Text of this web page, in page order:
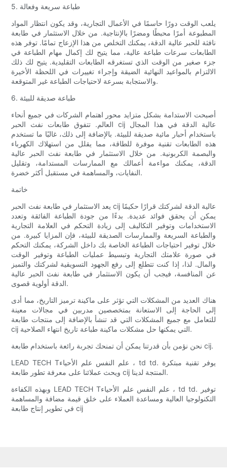
5. طباعة سريعة وفعالة
يلعب الوقت دورًا حاسمًا في الأعمال التجارية، وقد يكون انتظار المواد
المطبوعة أمرًا محبطًا ومضرًا بالإنتاجية. من خلال الاستثمار في طابعة
نافثة للحبر عالية الدقة، يمكنك التخلص من هذا الإزعاج تمامًا. توفر هذه
الطابعات سرعات طباعة عالية، مما يتيح لك إكمال مهام الطباعة في
جزء صغير من الوقت الذي تستغرقه الطابعات التقليدية. يتيح لك ذلك
الالتزام بالمواعيد النهائية الضيقة وإجراء تغييرات في اللحظة الأخيرة
والاستجابة بسرعة لاحتياجات الطباعة غير المتوقعة.
6. طباعة صديقة للبيئة
أصبحت الاستدامة بشكل متزايد محور اهتمام الشركات في جميع أنحاء
العالم. تتفوق طابعات نفث الحبر cij عالية الدقة في هذا المجال
باستخدام أحبار مائية صديقة للبيئة. بالإضافة إلى ذلك، غالبًا ما تستخدم
هذه الطابعات تقنية موفرة للطاقة، مما يقلل من استهلاك الكهرباء
والبصمة الكربونية. من خلال الاستثمار في طابعة نفث الحبر عالية
الدقة، يمكنك مواءمة أعمالك مع الممارسات المستدامة، وتقليل
النفايات، والمساهمة في مستقبل أكثر خضرة.
خاتمة
يعد الاستثمار في طابعة نفث الحبر cij عالية الدقة لشركتك قرارًا حكيمًا
يمكن أن يحقق فوائد عديدة. بدءًا من جودة الطباعة الفائقة وتعدد
الاستخدامات وتوفير التكاليف إلى زيادة التحكم في العلامة التجارية
والطباعة السريعة والممارسات الصديقة للبيئة، فإن المزايا كبيرة. من
خلال توفير احتياجات الطباعة الخاصة بك داخل الشركة، يمكنك التحكم
في صورة علامتك التجارية وتبسيط عمليات الطباعة وتوفير الوقت
والمال. لذا، إذا كنت تتطلع إلى رفع الجهود التسويقية لشركتك والتميز
عن المنافسة، فيجب أن يكون الاستثمار في طابعة نفث الحبر عالية
الدقة أولوية قصوى.
هناك العديد من المشكلات التي تؤثر على ماكينة ترميز التاريخ، مما أدى
إلى الحاجة إلى الاستعانة بمتخصصين مدربين في مجالات معينة
للتعامل مع جميع المشكلات التي قد تنشأ بالإضافة إلى منتجات طابعة
cij التي يمكنها حل مشكلات ماكينة طباعة تاريخ انتهاء الصلاحية.
نحن نؤمن بأن قدرتنا يمكن أن تمنحك تجربة رائعة باستخدام طابعة cij.
LEAD TECH Tعلم النفس علم الأحياء ، td td. يوفر تقنية مبتكرة
ويحث عملائنا على معرفة تطور طابعة cij المنتجة لدينا.
وبهذه الكفاءة LEAD TECH Tعلم النفس علم الأحياء ، td td. توفير
التكنولوجيا العالية ومساعدة العملاء على خلق قيمة مضافة والمساهمة
في تطوير إنتاج طابعة cij